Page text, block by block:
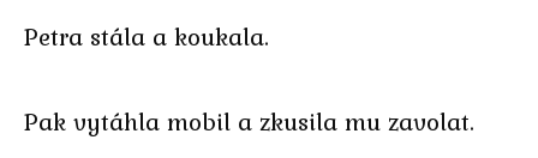
Petra stála a koukala.
Pak vytáhla mobil a zkusila mu zavolat.